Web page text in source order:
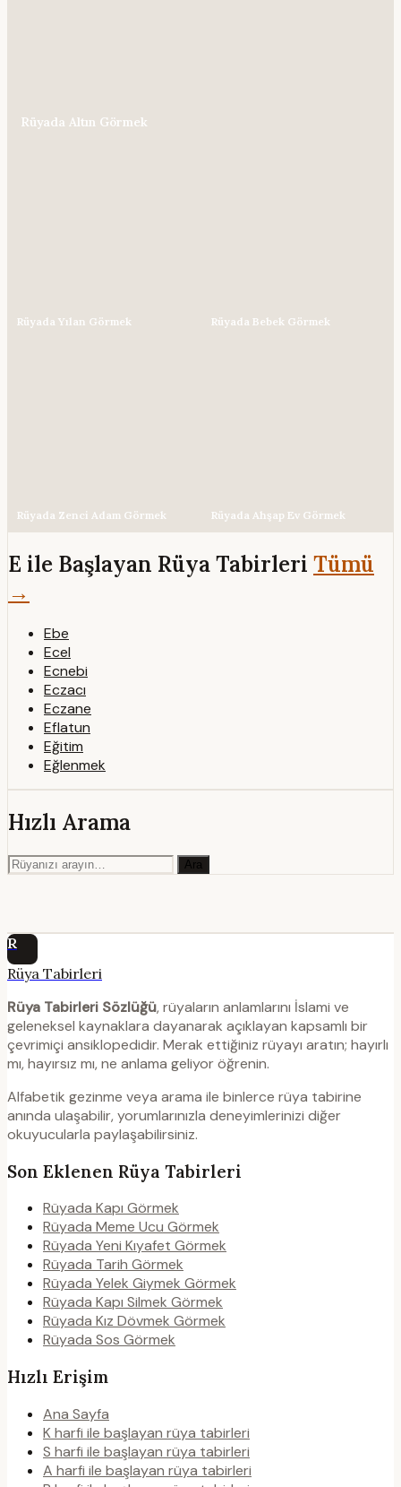
Rüyada Altın Görmek
Rüyada Yılan Görmek Rüyada Bebek Görmek
Rüyada Zenci Adam Görmek Rüyada Ahşap Ev Görmek
E ile Başlayan Rüya Tabirleri Tümü
→
Ebe
Ecel
Ecnebi
Eczacı
Eczane
Eflatun
Eğitim
Eğlenmek
Hızlı Arama
Ara
R
Rüya Tabirleri
Rüya Tabirleri Sözlüğü, rüyaların anlamlarını İslami ve
geleneksel kaynaklara dayanarak açıklayan kapsamlı bir
çevrimiçi ansiklopedidir. Merak ettiğiniz rüyayı aratın; hayırlı
mı, hayırsız mı, ne anlama geliyor öğrenin.
Alfabetik gezinme veya arama ile binlerce rüya tabirine
anında ulaşabilir, yorumlarınızla deneyimlerinizi diğer
okuyucularla paylaşabilirsiniz.
Son Eklenen Rüya Tabirleri
Rüyada Kapı Görmek
Rüyada Meme Ucu Görmek
Rüyada Yeni Kıyafet Görmek
Rüyada Tarih Görmek
Rüyada Yelek Giymek Görmek
Rüyada Kapı Silmek Görmek
Rüyada Kız Dövmek Görmek
Rüyada Sos Görmek
Hızlı Erişim
Ana Sayfa
K harfi ile başlayan rüya tabirleri
S harfi ile başlayan rüya tabirleri
A harfi ile başlayan rüya tabirleri